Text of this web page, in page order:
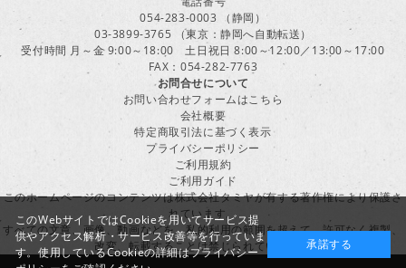
054-283-0003 （静岡）
03-3899-3765 （東京：静岡へ自動転送）
受付時間 月～金 9:00～18:00 土日祝日 8:00～12:00／13:00～17:00
FAX：054-282-7763
お問合せについて
お問い合わせフォームはこちら
会社概要
特定商取引法に基づく表示
プライバシーポリシー
ご利用規約
ご利用ガイド
このホームページのコンテンツは株式会社タミヤが有する著作権により保護さ
れています。
すべての文章、画像、動画などを、私的利用の範囲を超えて、許可なく複製、
改変、転載することは禁じられています。
このWebサイトではCookieを用いてサービス提
供やアクセス解析・サービス改善等を行っていま
す。使用しているCookieの詳細はプライバシー
承諾する